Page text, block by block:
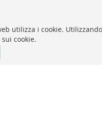
utilizza i cookie.
cookie.